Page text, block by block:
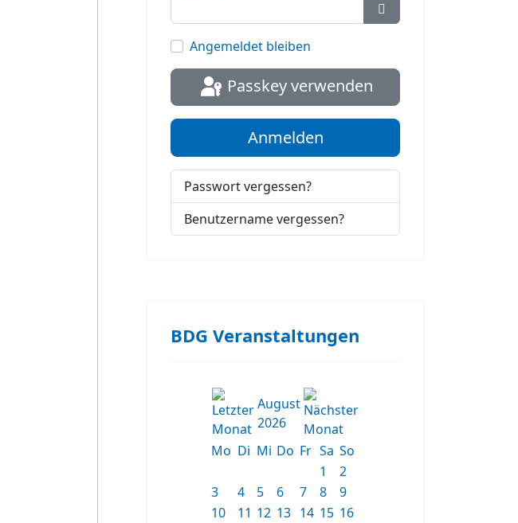
Passwort anzeigen
Angemeldet bleiben
Passkey verwenden
Anmelden
Passwort vergessen?
Benutzername vergessen?
BDG Veranstaltungen
August
2026
Mo Di Mi Do Fr Sa So
1
2
3
4 5 6 7 8
9
10
11 12 13 14 15 16